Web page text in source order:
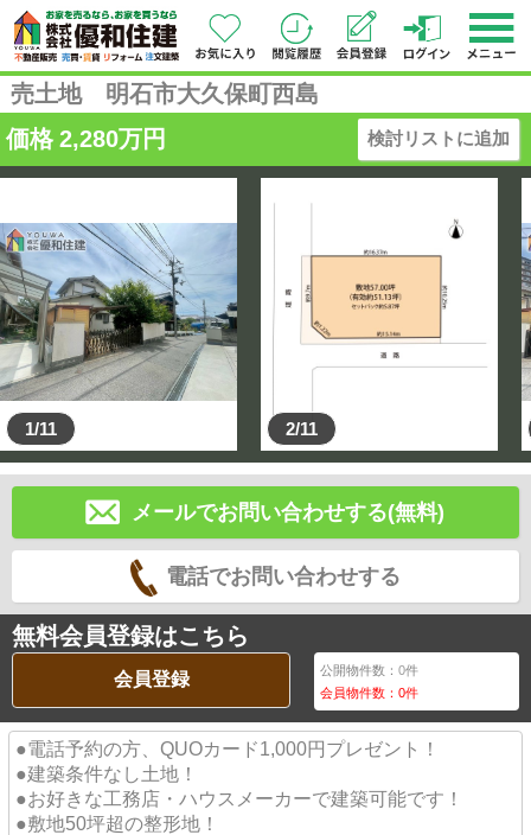
売土地 明石市大久保町西島
価格 2,280万円 検討リストに追加
1/11 2/11
メールでお問い合わせする(無料)
電話でお問い合わせする
無料会員登録はこちら
会員登録 公開物件数：0件
会員物件数：0件
●電話予約の方、QUOカード1,000円プレゼント！
●建築条件なし土地！
●お好きな工務店・ハウスメーカーで建築可能です！
●敷地50坪超の整形地！